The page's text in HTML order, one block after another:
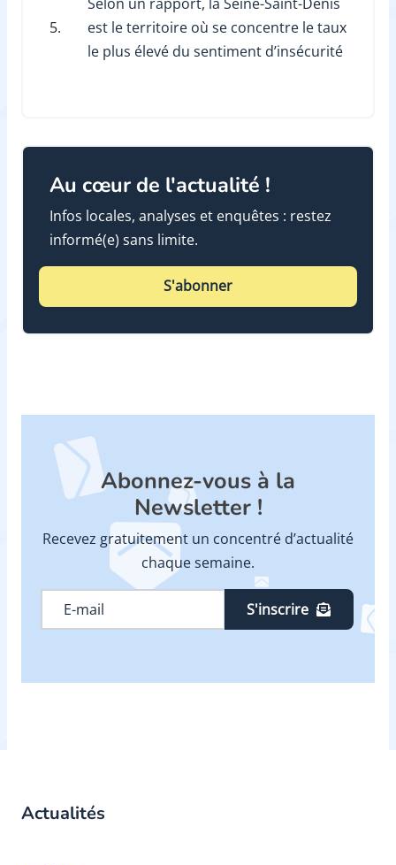
5.
est le territoire où se concentre le taux
le plus élevé du sentiment d’insécurité
Au cœur de l'actualité !
Infos locales, analyses et enquêtes : restez
informé(e) sans limite.
S'abonner
Abonnez-vous à la
Newsletter !
Recevez gratuitement un concentré d’actualité
chaque semaine.
S'inscrire
Actualités